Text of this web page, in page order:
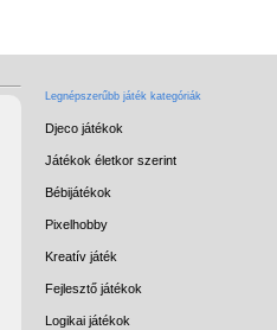
Legnépszerűbb játék kategóriák
Djeco játékok
Játékok életkor szerint
Bébijátékok
Pixelhobby
Kreatív játék
Fejlesztő játékok
Logikai játékok